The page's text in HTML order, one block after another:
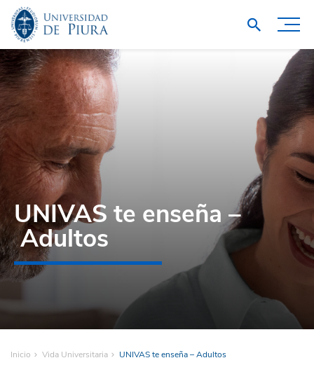
UNIVAS te enseña –
Adultos
Inicio Vida Universitaria UNIVAS te enseña – Adultos